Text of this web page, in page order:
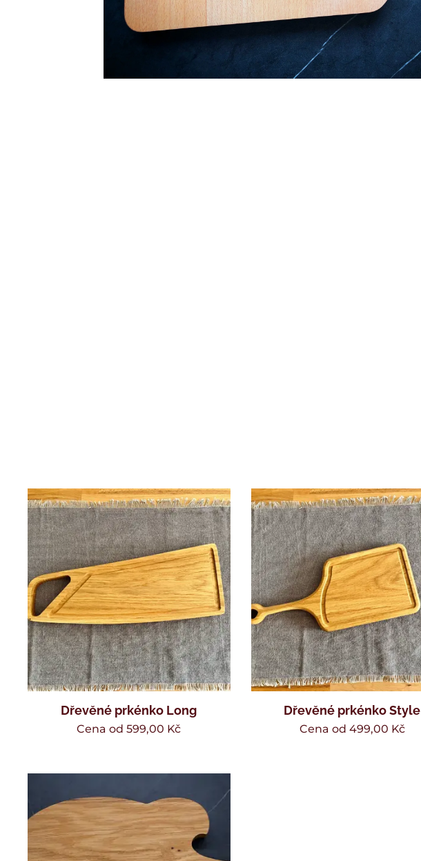
Dřevěné prkénko Long
Cena od599,00 Kč
Dřevěné prkénko Style
Cena od 499,00 Kč